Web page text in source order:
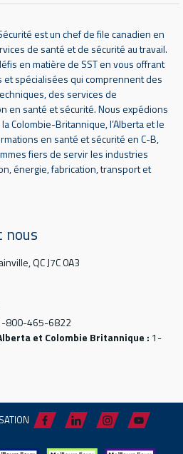
est un chef de file canadien en
de santé et de sécurité au travail.
en matière de SST en vous offrant
spécialisées qui comprennent des
des services de
en santé et sécurité. Nous expédions
Colombie-Britannique, l’Alberta et le
en santé et sécurité en C-B,
fiers de servir les industries
énergie, fabrication, transport et
nous
QC J7C 0A3
800-465-6822
et Colombie Britannique : 1-